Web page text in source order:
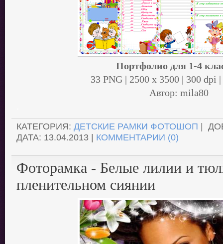
Портфолио для 1-4
33 PNG | 2500 x 3500 | 300 dpi
Автор: mila80
КАТЕГОРИЯ: ДЕТСКИЕ РАМКИ ФОТОШОП |
ДАТА: 13.04.2013 | КОММЕНТАРИИ (0)
Фоторамка - Белые лилии и
пленительном сиянии